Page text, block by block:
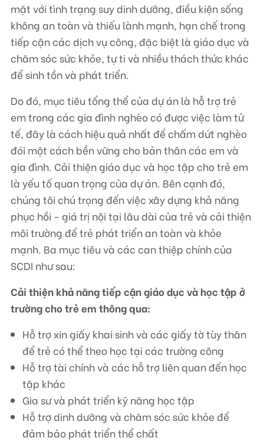
mặt với tình trạng suy dinh dưỡng, điều kiện sống
không an toàn và thiếu lành mạnh, hạn chế trong
tiếp cận các dịch vụ công, đặc biệt là giáo dục và
chăm sóc sức khỏe, tự ti và nhiều thách thức khác
để sinh tồn và phát triển.
Do đó, mục tiêu tổng thể của dự án là hỗ trợ trẻ
em trong các gia đình nghèo có được việc làm tử
tế, đây là cách hiệu quả nhất để chấm dứt nghèo
đói một cách bền vững cho bản thân các em và
gia đình. Cải thiện giáo dục và học tập cho trẻ em
là yếu tố quan trọng của dự án. Bên cạnh đó,
chúng tôi chú trọng đến việc xây dựng khả năng
phục hồi - giá trị nội tại lâu dài của trẻ và cải thiện
môi trường để trẻ phát triển an toàn và khỏe
mạnh. Ba mục tiêu và các can thiệp chính của
SCDI như sau:
Cải thiện khả năng tiếp cận giáo dục và học tập ở
trường cho trẻ em thông qua:
Hỗ trợ xin giấy khai sinh và các giấy tờ tùy thân
để trẻ có thể theo học tại các trường công
Hỗ trợ tài chính và các hỗ trợ liên quan đến học
tập khác
Gia sư và phát triển kỹ năng học tập
Hỗ trợ dinh dưỡng và chăm sóc sức khỏe để
đảm bảo phát triển thể chất